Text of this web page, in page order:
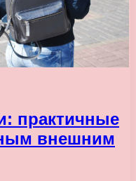
практичные
внешним